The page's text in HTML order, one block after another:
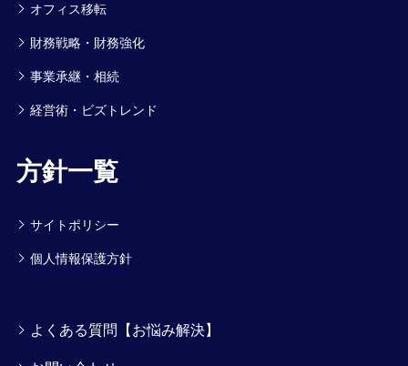
オフィス移転
財務戦略・財務強化
事業承継・相続
経営術・ビズトレンド
方針一覧
サイトポリシー
個人情報保護方針
よくある質問【お悩み解決】